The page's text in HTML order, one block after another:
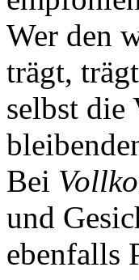
Wer den
trägt,
selbst die
Bei
und
ebenfalls